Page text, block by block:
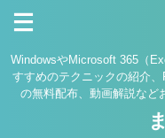
WindowsやMicrosoft 365（
すすめのテクニックの紹介
の無料配布、動画解説など